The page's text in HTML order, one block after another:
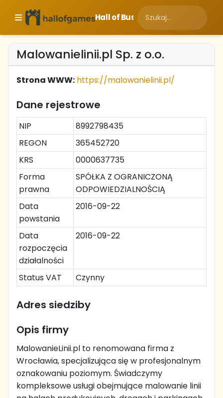
Hall of Business
Malowanielinii.pl Sp. z o.o.
Strona WWW: https://malowanielinii.pl/
Dane rejestrowe
NIP
8992798435
REGON
365452720
KRS
0000637735
Forma
prawna
SPÓŁKA Z OGRANICZONĄ
ODPOWIEDZIALNOŚCIĄ
Data
powstania
2016-09-22
Data
rozpoczęcia
działalności
2016-09-22
Status VAT Czynny
Adres siedziby
Opis firmy
MalowanieLinii.pl to renomowana firma z
Wrocławia, specjalizująca się w profesjonalnym
oznakowaniu poziomym. Świadczymy
kompleksowe usługi obejmujące malowanie linii